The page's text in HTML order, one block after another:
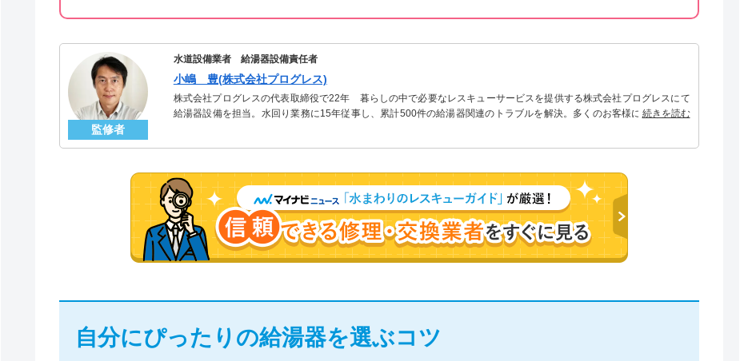
監修者
水道設備業者 給湯器設備責任者
小嶋 豊(株式会社プログレス)
株式会社プログレスの代表取締役で22年 暮らしの中で必要なレスキューサービスを提供する株式会社プログレスにて
給湯器設備を担当。水回り業務に15年従事し、累計500件の給湯器関連のトラブルを解決。多くのお客様に信頼される
続きを読む
自分にぴったりの給湯器を選ぶコツ